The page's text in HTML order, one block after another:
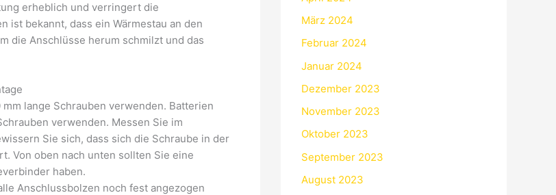
erheblich und verringert die
ist bekannt, dass ein Wärmestau an den
die Anschlüsse herum schmilzt und das
lange Schrauben verwenden. Batterien
verwenden. Messen Sie im
Sie sich, dass sich die Schraube in der
Von oben nach unten sollten Sie eine
haben.
Anschlussbolzen noch fest angezogen
März 2024
Februar 2024
Januar 2024
Dezember 2023
November 2023
Oktober 2023
September 2023
August 2023